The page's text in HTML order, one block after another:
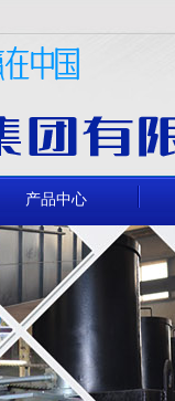
产品中心